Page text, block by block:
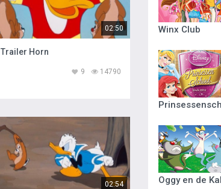
02:50
Trailer Horn
14790
9
02:54
Winx Club